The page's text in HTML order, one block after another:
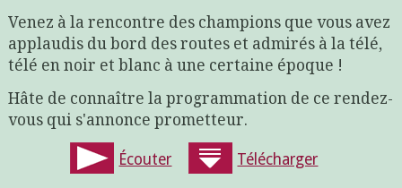
Venez à la rencontre des champions que vous avez
applaudis du bord des routes et admirés à la télé,
télé en noir et blanc à une certaine époque !
Hâte de connaître la programmation de ce rendez-
vous qui s'annonce prometteur.
Écouter Télécharger